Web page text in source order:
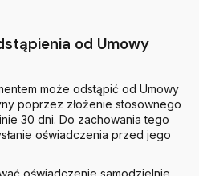
od Umowy
może odstąpić od Umowy
poprzez złożenie stosownego
30 dni. Do zachowania tego
oświadczenia przed jego
oświadczenie samodzielnie